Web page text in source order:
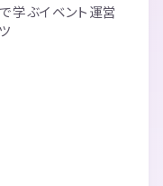
学ぶイベント運営